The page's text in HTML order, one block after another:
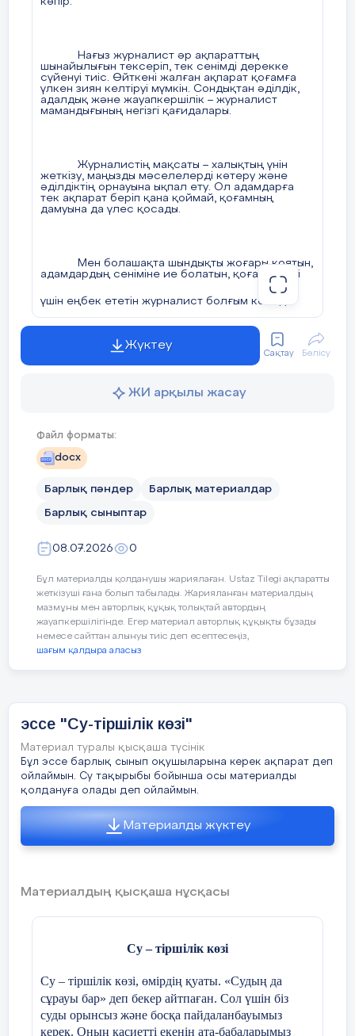
Нағыз журналист әр ақпараттың
шынайылығын тексеріп, тек сенімді дерекке
сүйенуі тиіс. Өйткені жалған ақпарат қоғамға
үлкен зиян келтіруі мүмкін. Сондықтан әділдік,
адалдық және жауапкершілік – журналист
мамандығының негізгі қағидалары.
Журналистің мақсаты – халықтың үнін
жеткізу, маңызды мәселелерді көтеру және
әділдіктің орнауына ықпал ету. Ол адамдарға
тек ақпарат беріп қана қоймай, қоғамның
дамуына да үлес қосады.
Мен болашақта шындықты жоғары қоятын,
адамдардың сеніміне ие болатын, қоғам игілігі
үшін еңбек ететін журналист болғым келеді.
Жүктеу
Сақтау Бөлісу
ЖИ арқылы жасау
Файл форматы:
docx
Барлық пәндер Барлық материалдар
Барлық сыныптар
08.07.2026 0
Бұл материалды қолданушы жариялаған. Ustaz Tilegi ақпаратты
жеткізуші ғана болып табылады. Жарияланған материалдың
мазмұны мен авторлық құқық толықтай автордың
жауапкершілігінде. Егер материал авторлық құқықты бұзады
немесе сайттан алынуы тиіс деп есептесеңіз,
шағым қалдыра аласыз
эссе "Су-тіршілік көзі"
Материал туралы қысқаша түсінік
Бұл эссе барлық сынып оқушыларына керек ақпарат деп
ойлаймын. Су тақырыбы бойынша осы материалды
қолдануға олады деп ойлаймын.
Материалды жүктеу
Материалдың қысқаша нұсқасы
Су – тіршілік көзі
Су – тіршілік көзі, өмірдің қуаты. «Судың да
сұрауы бар» деп бекер айтпаған. Сол үшін біз
суды орынсыз және босқа пайдаланбауымыз
керек. Оның қасиетті екенін ата-бабаларымыз